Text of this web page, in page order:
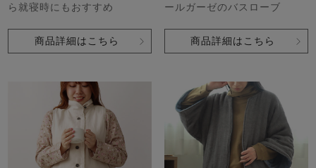
ら就寝時にもおすすめ
商品詳細はこちら
ールガーゼのバスローブ
商品詳細はこちら